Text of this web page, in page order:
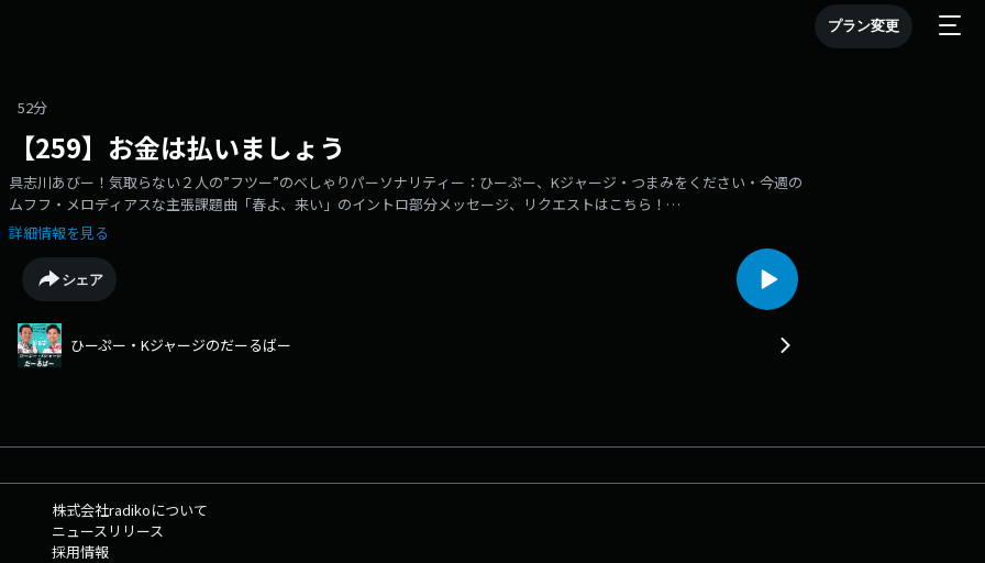
プラン変更
52分
【259】お金は払いましょう
具志川あびー！気取らない２人の”フツー”のべしゃりパーソナリティー：ひーぷー、Kジャージ・つまみをください・今週の
ムフフ・メロディアスな主張課題曲「春よ、来い」のイントロ部分メッセージ、リクエストはこちら！
⇒db864@rokinawa.co.jp
詳細情報を見る
シェア
ひーぷー・Kジャージのだーるばー
株式会社radikoについて
ニュースリリース
採用情報